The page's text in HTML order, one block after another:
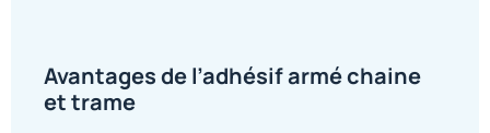
Avantages de l’adhésif armé chaine
et trame